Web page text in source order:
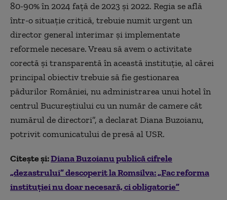
80-90% în 2024 față de 2023 și 2022. Regia se află
într-o situație critică, trebuie numit urgent un
director general interimar și implementate
reformele necesare. Vreau să avem o activitate
corectă și transparentă în această instituție, al cărei
principal obiectiv trebuie să fie gestionarea
pădurilor României, nu administrarea unui hotel în
centrul Bucureștiului cu un număr de camere cât
numărul de directori”, a declarat Diana Buzoianu,
potrivit comunicatului de presă al USR.
Citește și:Diana Buzoianu publică cifrele
„dezastrului” descoperit la Romsilva: „Fac reforma
instituției nu doar necesară, ci obligatorie”